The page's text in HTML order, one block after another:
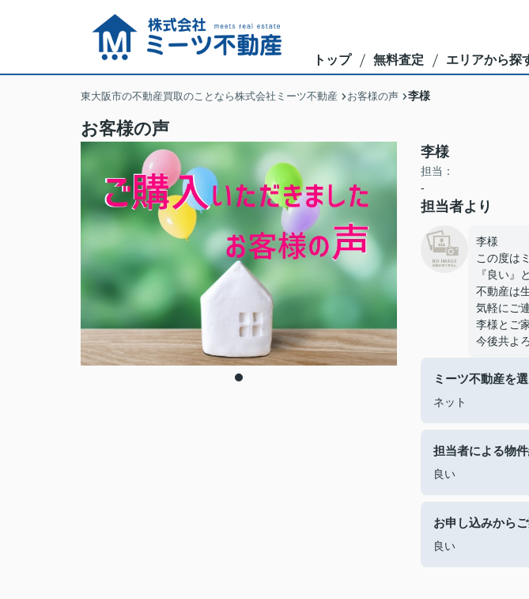
トップ 無料査定 エリアから探
東大阪市の不動産買取のことなら株式会社ミーツ不動産 お客様の声 李様
お客様の声
李様
担当：
-
担当者より
李様
この度は
『良い』
不動産は
気軽にご
李様とご
今後共よ
ミーツ不動産を
ネット
担当者による物
良い
お申し込みから
良い